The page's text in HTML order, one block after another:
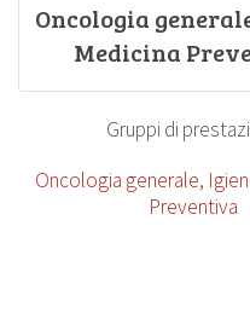
Oncologia
Medicina
Gruppi di
Oncologia generale,
Preventiva